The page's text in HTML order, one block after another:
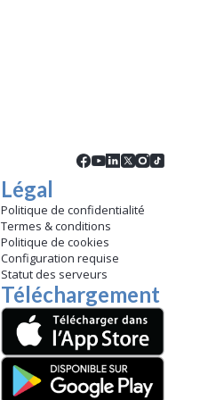
Légal
Politique de confidentialité
Termes & conditions
Politique de cookies
Configuration requise
Statut des serveurs
Téléchargement